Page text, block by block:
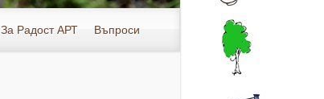
За Радост АРТ Въпроси